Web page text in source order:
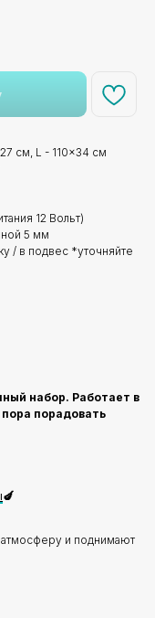
см, L - 110x34 см
12 Вольт)
5 мм
/ в подвес *уточняйте
набор. Работает в
порадовать
🍆
и поднимают